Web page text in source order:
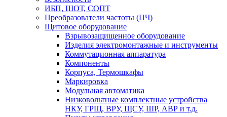
ИБП, ШОТ, СОПТ
Преобразователи частоты (ПЧ)
Щитовое оборудование
Взрывозащищенное оборудование
Изделия электромонтажные и инструменты
Коммутационная аппаратура
Компоненты
Корпуса, Термошкафы
Маркировка
Модульная автоматика
Низковольтные комплектные устройства
НКУ, ГРЩ, ВРУ, ЩСУ, ШР, АВР и т.д.